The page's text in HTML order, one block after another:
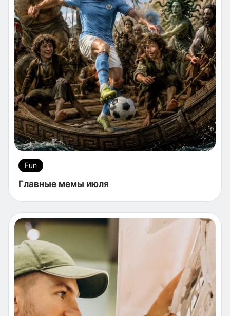
Fun
Главные мемы июля
с детскими болячками. Об этом и не только —
в обзоре топовой раскладушки сезона.